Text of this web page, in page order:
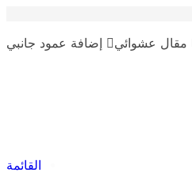
إضافة عمود جانبي مقال عشوائي
القائمة